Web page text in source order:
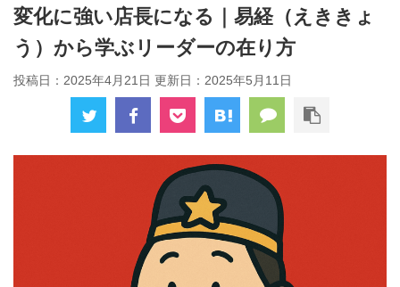
変化に強い店長になる｜易経（えききょ
う）から学ぶリーダーの在り方
投稿日：2025年4月21日 更新日： 2025年5月11日